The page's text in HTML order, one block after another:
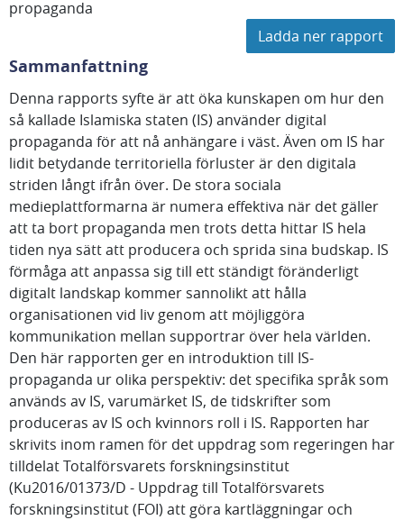
propaganda
Ladda ner rapport
Sammanfattning
Denna rapports syfte är att öka kunskapen om hur den
så kallade Islamiska staten (IS) använder digital
propaganda för att nå anhängare i väst. Även om IS har
lidit betydande territoriella förluster är den digitala
striden långt ifrån över. De stora sociala
medieplattformarna är numera effektiva när det gäller
att ta bort propaganda men trots detta hittar IS hela
tiden nya sätt att producera och sprida sina budskap. IS
förmåga att anpassa sig till ett ständigt föränderligt
digitalt landskap kommer sannolikt att hålla
organisationen vid liv genom att möjliggöra
kommunikation mellan supportrar över hela världen.
Den här rapporten ger en introduktion till IS-
propaganda ur olika perspektiv: det specifika språk som
används av IS, varumärket IS, de tidskrifter som
produceras av IS och kvinnors roll i IS. Rapporten har
skrivits inom ramen för det uppdrag som regeringen har
tilldelat Totalförsvarets forskningsinstitut
(Ku2016/01373/D - Uppdrag till Totalförsvarets
forskningsinstitut (FOI) att göra kartläggningar och